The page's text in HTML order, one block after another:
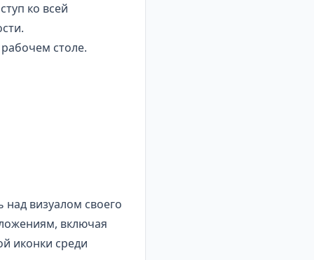
ко всей
столе.
визуалом своего
включая
иконки среди